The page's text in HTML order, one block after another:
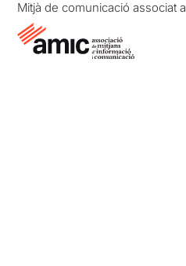
Mitjà de comunicació associat a